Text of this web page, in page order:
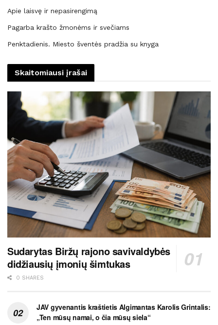
Apie laisvę ir nepasirengimą
Pagarba krašto žmonėms ir svečiams
Penktadienis. Miesto šventės pradžia su knyga
Skaitomiausi įrašai
Sudarytas Biržų rajono savivaldybės
didžiausių įmonių šimtukas
0 SHARES
JAV gyvenantis kraštietis Algimantas Karolis Grintalis:
„Ten mūsų namai, o čia mūsų siela“